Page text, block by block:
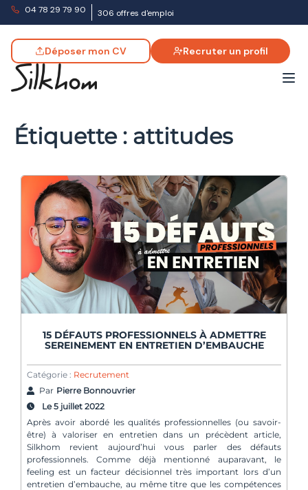
04 78 29 79 90 306 offres d'emploi
Déposer mon CV Recruter un profil
Étiquette : attitudes
15 DÉFAUTS PROFESSIONNELS À ADMETTRE
SEREINEMENT EN ENTRETIEN D’EMBAUCHE
Catégorie : Recrutement
Par Pierre Bonnouvrier
Le 5 juillet 2022
Après avoir abordé les qualités professionnelles (ou savoir-
être) à valoriser en entretien dans un précèdent article,
Silkhom revient aujourd’hui vous parler des défauts
professionnels. Comme déjà mentionné auparavant, le
feeling est un facteur décisionnel très important lors d’un
entretien d’embauche, au même titre que les compétences